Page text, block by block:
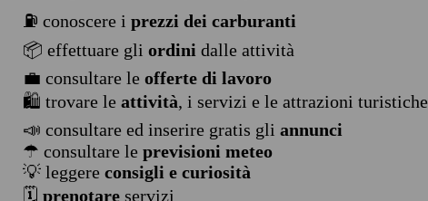
⛽ conoscere i prezzi dei carburanti
📦 effettuare gli ordini dalle attività
💼 consultare le offerte di lavoro
🛍️ trovare le attività, i servizi e le attrazioni turistiche
📣 consultare ed inserire gratis gli annunci
☂ consultare le previsioni meteo
💡 leggere consigli e curiosità
🗓️ prenotareservizi